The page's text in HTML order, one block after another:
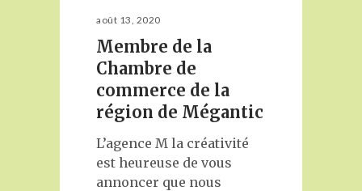
août 13, 2020
Membre de la
Chambre de
commerce de la
région de Mégantic
L’agence M la créativité
est heureuse de vous
annoncer que nous